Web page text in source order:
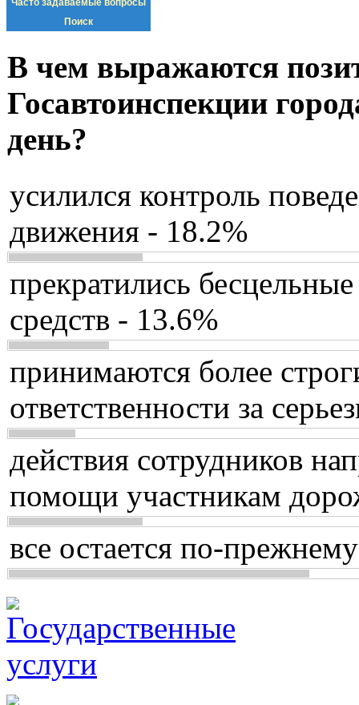
Часто задаваемые вопросы
Поиск
В чем выражаются
Госавтоинспекции
день?
усилился контроль
движения - 18.2%
прекратились
средств - 13.6%
принимаются более
ответственности за
действия сотрудников
помощи участникам
все остается по-